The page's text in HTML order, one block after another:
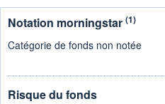
Notation morningstar (1)
Catégorie de fonds non notée
Risque du fonds